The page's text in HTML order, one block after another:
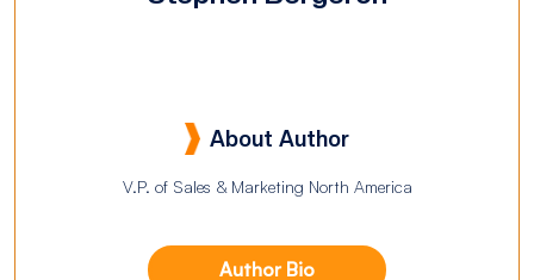
About Author
V.P. of Sales & Marketing North America
Author Bio